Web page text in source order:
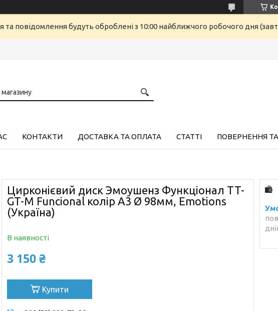
та повідомлення будуть оброблені з 10:00 найближчого робочого дня
КОНТАКТИ ДОСТАВКА ТА ОПЛАТА СТАТТІ ПОВЕРНЕННЯ
Цирконієвий диск Эмоушенз Функціонал TT-
GT-M Funcional колір A3 Ø 98мм, Emotions
(Україна)
В наявності
3 150 ₴
Купити